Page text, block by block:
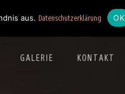
GALERIE KONTAKT
aus.Datenschutzerklärung OK